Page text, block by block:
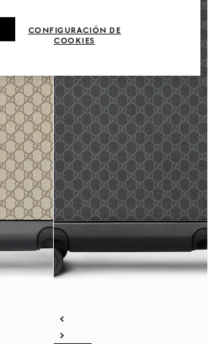
CONFIGURACIÓN DE
COOKIES